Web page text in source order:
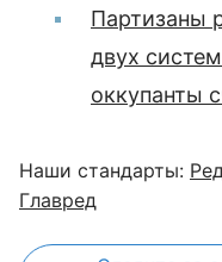
Партизаны
двух
оккупанты
Наши стандарты:
Главред